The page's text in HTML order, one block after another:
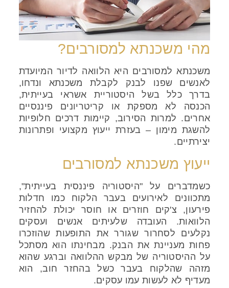
מהי משכנתא למסורבים?
משכנתא למסורבים היא הלוואה לדיור המיועדת
לאנשים שפנו לבנק לקבלת משכנתא ונדחו,
בדרך כלל בשל היסטוריית אשראי בעייתית,
הכנסה לא מספקת או קריטריונים פיננסיים
אחרים. למרות הסירוב, קיימות דרכים חלופיות
להשגת מימון – בעזרת ייעוץ מקצועי ופתרונות
יצירתיים.
ייעוץ משכנתא למסורבים
כשמדברים על "היסטוריה פיננסית בעייתית",
מתכוונים לאירועים בעבר הלקוח כמו חדלות
פירעון, צ'קים חוזרים או חוסר יכולת להחזיר
הלוואות. העובדה שלעיתים אנשים ועסקים
נקלעים לסחרור שגורר את התופעות שהוזכרו
פחות מעניינת את הבנק. מבחינתו הוא מסתכל
על ההיסטוריה של מבקש ההלוואה וברגע שהוא
מזהה שהלקוח בעבר כשל בהחזר חוב, הוא
מעדיף לא לעשות עמו עסקים.